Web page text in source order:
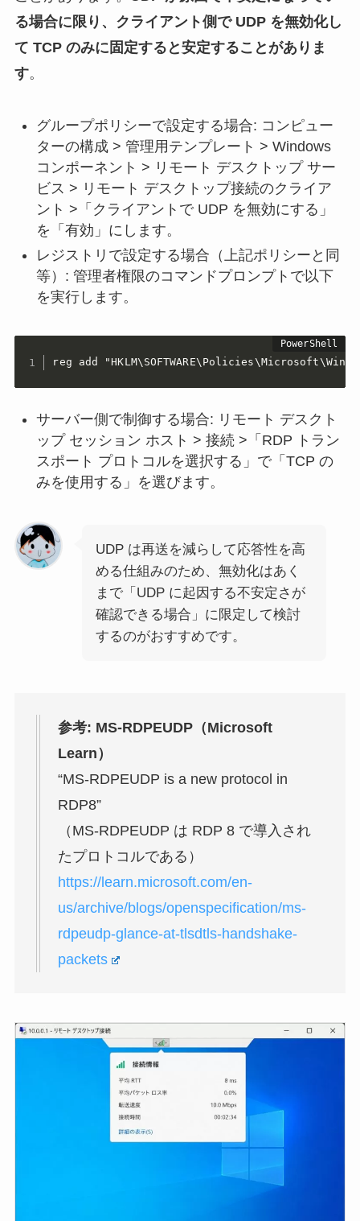
る場合に限り、クライアント側で UDP を無効化し
て TCP のみに固定すると安定することがありま
す。
グループポリシーで設定する場合: コンピュー
ターの構成 > 管理用テンプレート > Windows
コンポーネント > リモート デスクトップ サー
ビス > リモート デスクトップ接続のクライア
ント >「クライアントで UDP を無効にする」
を「有効」にします。
レジストリで設定する場合（上記ポリシーと同
等）: 管理者権限のコマンドプロンプトで以下
を実行します。
reg add
サーバー側で制御する場合: リモート デスクト
ップ セッション ホスト > 接続 >「RDP トラン
スポート プロトコルを選択する」で「TCP の
みを使用する」を選びます。
UDP は再送を減らして応答性を高
める仕組みのため、無効化はあく
まで「UDP に起因する不安定さが
確認できる場合」に限定して検討
するのがおすすめです。
参考: MS-RDPEUDP（Microsoft
Learn）
“MS-RDPEUDP is a new protocol in
RDP8”
（MS-RDPEUDP は RDP 8 で導入され
たプロトコルである）
https://learn.microsoft.com/en-
us/archive/blogs/openspecification/ms-
rdpeudp-glance-at-tlsdtls-handshake-
packets